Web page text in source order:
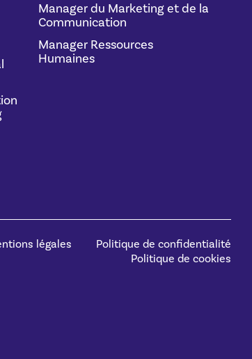
Manager du Marketing et de la
Communication
Manager Ressources
Humaines
légales
Politique de confidentialité
Politique de cookies